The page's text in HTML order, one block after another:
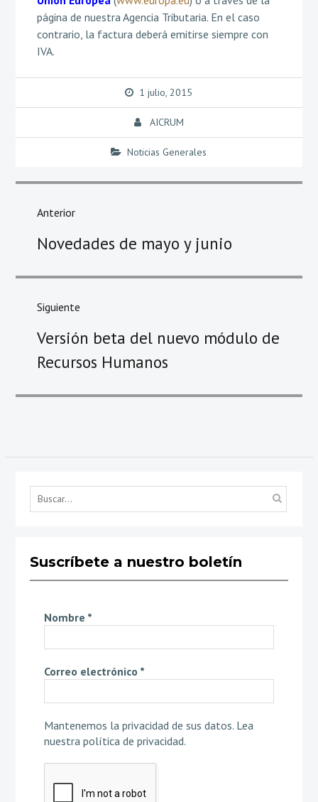
página de nuestra Agencia Tributaria. En el caso
contrario, la factura deberá emitirse siempre con
IVA.
1 julio, 2015
AICRUM
Noticias Generales
Navegación
entradas
Anterior
anterior
Novedades de mayo y junio
Siguiente
siguiente
Versión beta del nuevo módulo de
Recursos Humanos
Suscríbete a nuestro boletín
Nombre *
Correo electrónico *
Mantenemos la privacidad de sus datos. Lea
nuestra política de privacidad.